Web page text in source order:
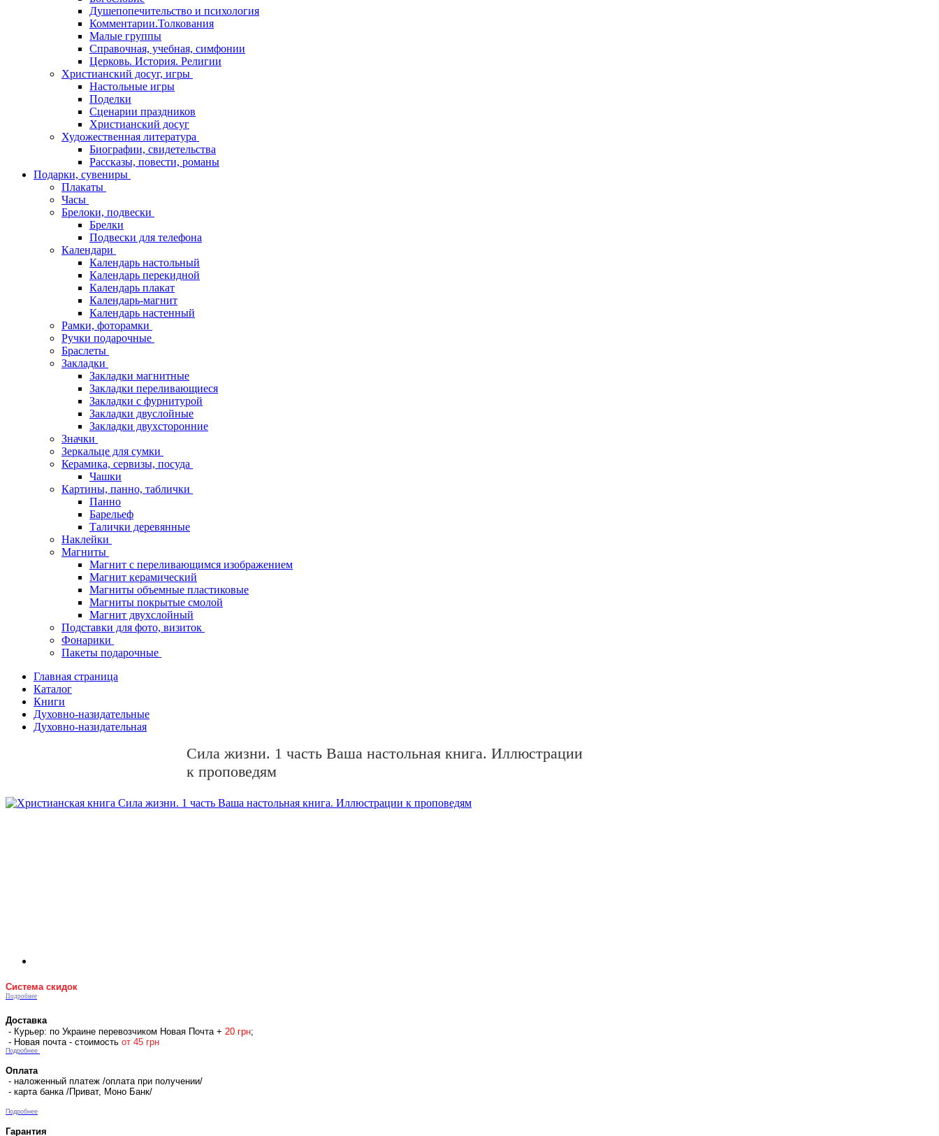
Душепопечительство и психология
Комментарии.Толкования
Малые группы
Справочная, учебная, симфонии
Церковь. История. Религии
Христианский досуг, игры
Настольные игры
Поделки
Сценарии праздников
Христианский досуг
Художественная литература
Биографии, свидетельства
Рассказы, повести, романы
Подарки, сувениры
Плакаты
Часы
Брелоки, подвески
Брелки
Подвески для телефона
Календари
Календарь настольный
Календарь перекидной
Календарь плакат
Календарь-магнит
Календарь настенный
Рамки, фоторамки
Ручки подарочные
Браслеты
Закладки
Закладки магнитные
Закладки переливающиеся
Закладки с фурнитурой
Закладки двуслойные
Закладки двухсторонние
Значки
Зеркальце для сумки
Керамика, сервизы, посуда
Чашки
Картины, панно, таблички
Панно
Барельеф
Талички деревянные
Наклейки
Магниты
Магнит с переливающимся изображением
Магнит керамический
Магниты объемные пластиковые
Магниты покрытые смолой
Магнит двухслойный
Подставки для фото, визиток
Фонарики
Пакеты подарочные
Главная страница
Каталог
Книги
Духовно-назидательные
Духовно-назидательная
Сила жизни. 1 часть Ваша настольная книга. Иллюстрации
к проповедям
Система скидок
Подробнее
Доставка
- Курьер: по Украине перевозчиком Новая Почта + 20 грн;
- Новая почта - стоимость от 45 грн
Подробнее
Оплата
- наложенный платеж /оплата при получении/
- карта банка /Приват, Моно Банк/
Подробнее
Гарантия